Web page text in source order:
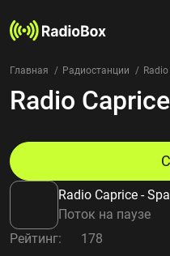
Радиостанции
Страны
Избранное
О нас
Добавить
Главная Радиостанции
Radio
Radio Caprice -
Поток на паузе
Рейтинг: 178